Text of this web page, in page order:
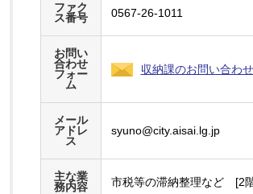
ファク
ス番号
0567-26-1011
お問い
合わせ
フォー
ム
収納課のお問い合わ
メール
アドレ
ス
syuno@city.aisai.lg.jp
主な業
務内容
市税等の滞納整理など [2